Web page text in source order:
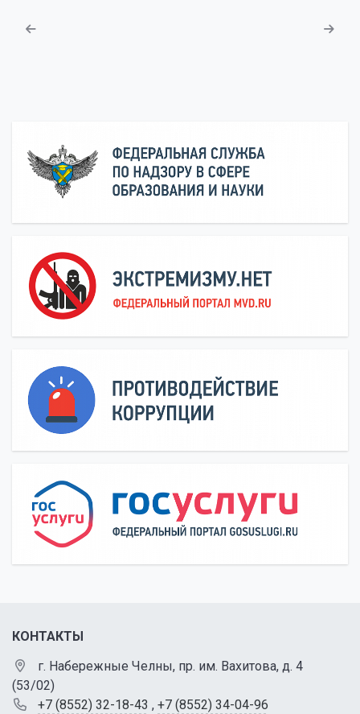
КОНТАКТЫ
г. Набережные Челны, пр. им. Вахитова, д. 4
(53/02)
+7 (8552) 32-18-43 , +7 (8552) 34-04-96